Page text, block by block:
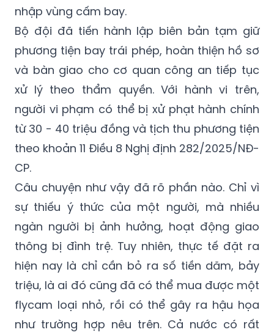
nhập vùng cấm bay.
Bộ đội đã tiến hành lập biên bản tạm giữ
phương tiện bay trái phép, hoàn thiện hồ sơ
và bàn giao cho cơ quan công an tiếp tục
xử lý theo thẩm quyền. Với hành vi trên,
người vi phạm có thể bị xử phạt hành chính
từ 30 - 40 triệu đồng và tịch thu phương tiện
theo khoản 11 Điều 8 Nghị định 282/2025/NĐ-
CP.
Câu chuyện như vậy đã rõ phần nào. Chỉ vì
sự thiếu ý thức của một người, mà nhiều
ngàn người bị ảnh hưởng, hoạt động giao
thông bị đình trệ. Tuy nhiên, thực tế đặt ra
hiện nay là chỉ cần bỏ ra số tiền dăm, bảy
triệu, là ai đó cũng đã có thể mua được một
flycam loại nhỏ, rồi có thể gây ra hậu họa
như trường hợp nêu trên. Cả nước có rất